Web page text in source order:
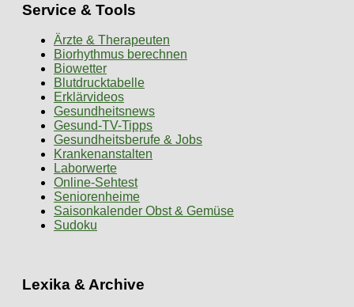
Service & Tools
Ärzte & Therapeuten
Biorhythmus berechnen
Biowetter
Blutdrucktabelle
Erklärvideos
Gesundheitsnews
Gesund-TV-Tipps
Gesundheitsberufe & Jobs
Krankenanstalten
Laborwerte
Online-Sehtest
Seniorenheime
Saisonkalender Obst & Gemüse
Sudoku
Lexika & Archive